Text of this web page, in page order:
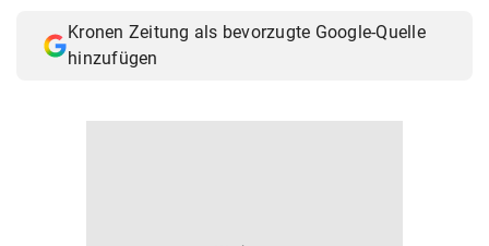
Kronen Zeitung als bevorzugte Google-Quelle
hinzufügen